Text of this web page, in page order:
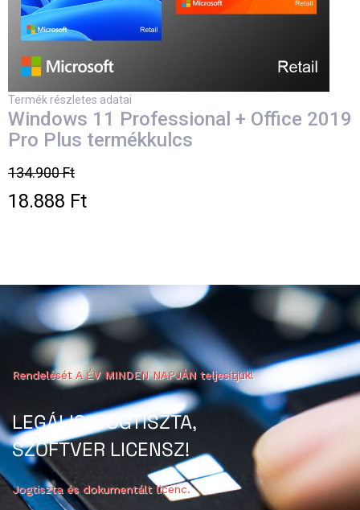
Termék részletes adatai
Windows 11 Professional + Office 2019
Pro Plus termékkulcs
134.900 Ft
18.888 Ft
Rendelését A ÉV MINDEN NAPJÁN teljesítjük!
LEGÁLIS, JOGTISZTA,
SZOFTVER LICENSZ!
Jogtiszta és dokumentált licenc.